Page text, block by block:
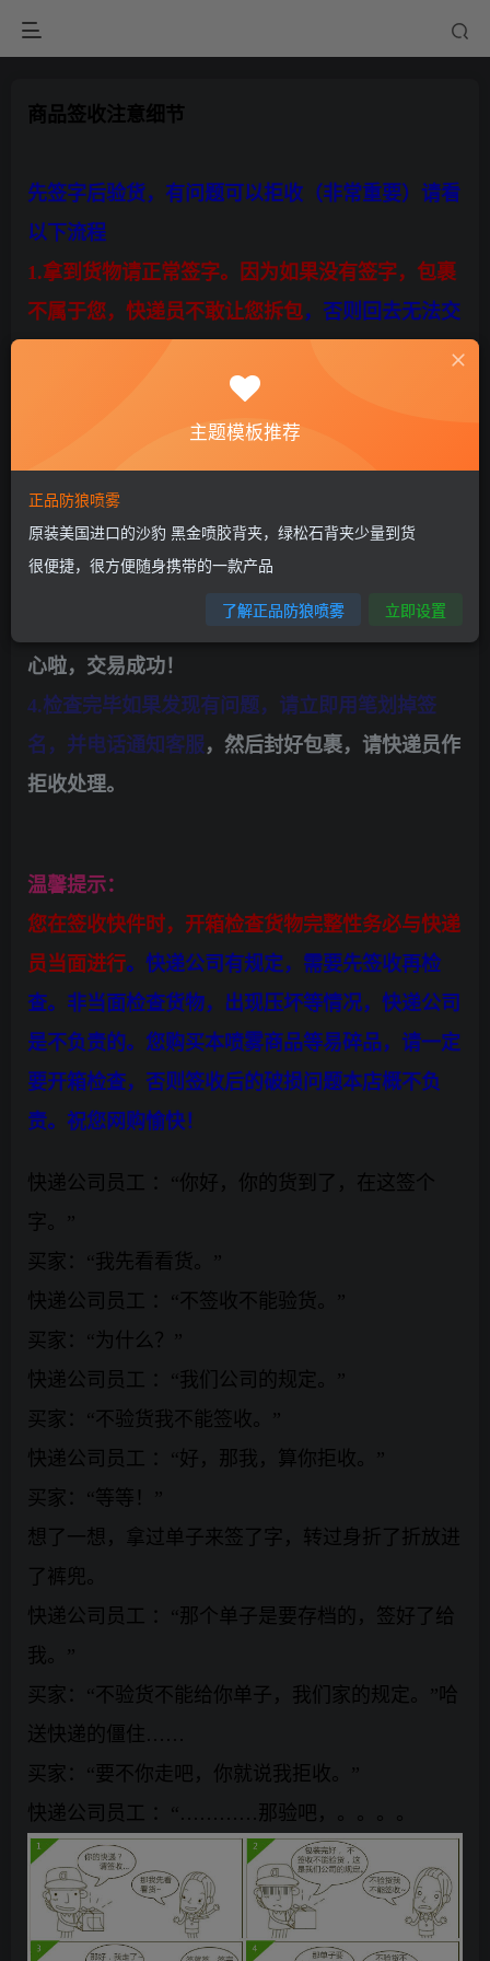
商品签收注意细节
先签字后验货，有问题可以拒收（非常重要）请看
以下流程
1.拿到货物请正常签字。因为如果没有签字，包裹
不属于您，快递员不敢让您拆包，否则回去无法交
2.签字后，单子在您手里，这是最关键的环节。
签字后，务必不要让快递把单子撕走。请立刻打开
包裹验货。如果单子已经是撕下来的，你就签字后
把单子放在裤兜里，或快递拿不到的地方，然后请
心啦，交易成功！
4.检查完毕如果发现有问题，请立即用笔划掉签
名，并电话通知客服，然后封好包裹，请快递员作
拒收处理。
温馨提示：
您在签收快件时，开箱检查货物完整性务必与快递
员当面进行。快递公司有规定，需要先签收再检
查。非当面检查货物，出现压坏等情况，快递公司
是不负责的。您购买本喷雾商品等易碎品，请一定
要开箱检查，否则签收后的破损问题本店概不负
责。祝您网购愉快！
快递公司员工 ：“你好，你的货到了，在这签个
字。”
买家：“我先看看货。”
快递公司员工 ：“不签收不能验货。”
买家：“为什么？”
快递公司员工 ：“我们公司的规定。”
买家：“不验货我不能签收。”
快递公司员工 ：“好，那我，算你拒收。”
买家：“等等！”
想了一想，拿过单子来签了字，转过身折了折放进
了裤兜。
快递公司员工 ：“那个单子是要存档的，签好了给
我。”
买家：“不验货不能给你单子，我们家的规定。”哈
送快递的僵住……
买家：“要不你走吧，你就说我拒收。”
快递公司员工 ：“…………那验吧，。。。。
主题模板推荐
正品防狼喷雾
原装美国进口的沙豹 黑金喷胶背夹，绿松石背夹少量到货
很便捷，很方便随身携带的一款产品
了解正品防狼喷雾 立即设置